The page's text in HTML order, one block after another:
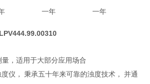
一年 一年
，适用于大部分应用场合
度仪， 秉承五十年来可靠的浊度技术， 并通